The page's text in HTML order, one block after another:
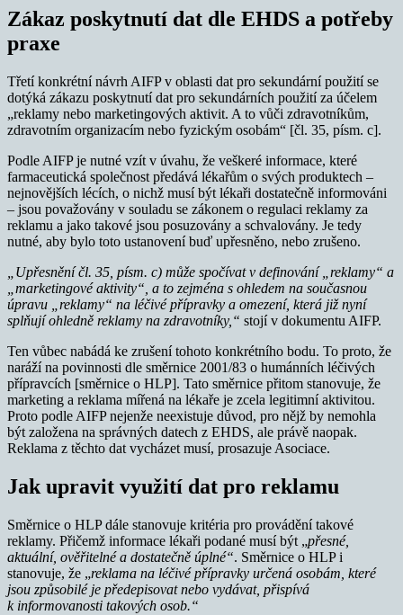
Zákaz poskytnutí dat dle EHDS a potřeby
praxe
Třetí konkrétní návrh AIFP v oblasti dat pro sekundární použití se
dotýká zákazu poskytnutí dat pro sekundárních použití za účelem
„reklamy nebo marketingových aktivit. A to vůči zdravotníkům,
zdravotním organizacím nebo fyzickým osobám“ [čl. 35, písm. c].
Podle AIFP je nutné vzít v úvahu, že veškeré informace, které
farmaceutická společnost předává lékařům o svých produktech –
nejnovějších lécích, o nichž musí být lékaři dostatečně informováni
– jsou považovány v souladu se zákonem o regulaci reklamy za
reklamu a jako takové jsou posuzovány a schvalovány. Je tedy
nutné, aby bylo toto ustanovení buď upřesněno, nebo zrušeno.
„Upřesnění čl. 35, písm. c) může spočívat v definování „reklamy“ a
„marketingové aktivity“, a to zejména s ohledem na současnou
úpravu „reklamy“ na léčivé přípravky a omezení, která již nyní
splňují ohledně reklamy na zdravotníky,“ stojí v dokumentu AIFP.
Ten vůbec nabádá ke zrušení tohoto konkrétního bodu. To proto, že
naráží na povinnosti dle směrnice 2001/83 o humánních léčivých
přípravcích [směrnice o HLP]. Tato směrnice přitom stanovuje, že
marketing a reklama mířená na lékaře je zcela legitimní aktivitou.
Proto podle AIFP nejenže neexistuje důvod, pro nějž by nemohla
být založena na správných datech z EHDS, ale právě naopak.
Reklama z těchto dat vycházet musí, prosazuje Asociace.
Jak upravit využití dat pro reklamu
Směrnice o HLP dále stanovuje kritéria pro provádění takové
reklamy. Přičemž informace lékaři podané musí být „přesné,
aktuální, ověřitelné a dostatečně úplné“. Směrnice o HLP i
stanovuje, že „reklama na léčivé přípravky určená osobám, které
jsou způsobilé je předepisovat nebo vydávat, přispívá
k informovanosti takových osob.“